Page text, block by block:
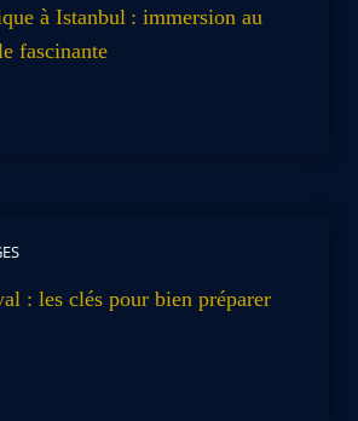
à Istanbul : immersion au
fascinante
: les clés pour bien préparer